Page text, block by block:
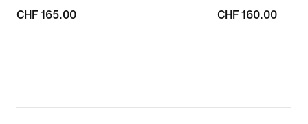
CHF 165.00
CHF 165.00
CHF 160.00
CHF 160.00